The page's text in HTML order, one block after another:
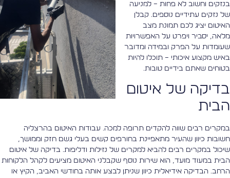
וחשוב לא פחות – למניעה
נזקים עתידיים נוספים. קבלן
יציג לכם תמונת מצב
יסביר ויפרט על האפשרויות
על הפרק ובמידה ומדובר
מקצוע איכותי – תוכלו להיות
שאתם בידיים טובות.
של איטום
רבים שווה להקדים תרופה למכה. עבודות האיטום בהרצליה
כיוון שהעיר מתאפיינת בחורפים קשים בעלי גשם חזק וממושך,
במקרים רבים להביא למקרים של נזילות ודליפות. בדיקה של איטום
במעוד מועד, הוא שירות נוסף שקבלני האיטום מציעים לקהל הלקוחות
הבדיקה אידיאלית כיוון שניתן לבצע אותה בחודשי האביב, הקיץ או